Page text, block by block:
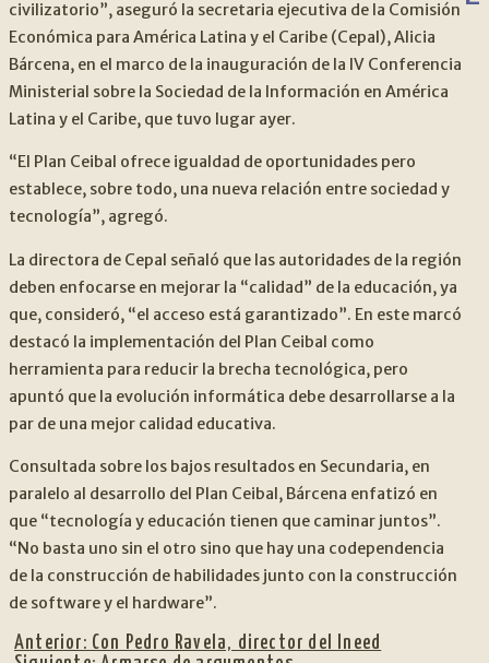
civilizatorio”, aseguró la secretaria ejecutiva de la Comisión
Económica para América Latina y el Caribe (Cepal), Alicia
Bárcena, en el marco de la inauguración de la IV Conferencia
Ministerial sobre la Sociedad de la Información en América
Latina y el Caribe, que tuvo lugar ayer.
“El Plan Ceibal ofrece igualdad de oportunidades pero
establece, sobre todo, una nueva relación entre sociedad y
tecnología”, agregó.
La directora de Cepal señaló que las autoridades de la región
deben enfocarse en mejorar la “calidad” de la educación, ya
que, consideró, “el acceso está garantizado”. En este marcó
destacó la implementación del Plan Ceibal como
herramienta para reducir la brecha tecnológica, pero
apuntó que la evolución informática debe desarrollarse a la
par de una mejor calidad educativa.
Consultada sobre los bajos resultados en Secundaria, en
paralelo al desarrollo del Plan Ceibal, Bárcena enfatizó en
que “tecnología y educación tienen que caminar juntos”.
“No basta uno sin el otro sino que hay una codependencia
de la construcción de habilidades junto con la construcción
de software y el hardware”.
Anterior: Con Pedro Ravela, director del Ineed